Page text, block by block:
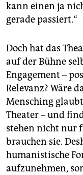
kann einen ja
gerade passiert.“
Doch hat das
auf der Bühne
Engagement –
Relevanz? Wäre
Mensching
Theater – und
stehen nicht nur
brauchen sie.
humanistische
aufzunehmen,